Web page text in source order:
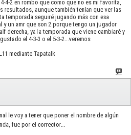
4-2 en rombo que como que no es mi favorita,
resultados, aunque también tenían que ver las
temporada seguiré jugando más con esa
y un amr que son 2 porque tengo un jugador
derecha, ya la temporada que viene cambiaré y
el 4-3-3 o el 5-3-2...veremos
mediante Tapatalk
le voy a tener que poner el nombre de algún
fue por el corrector...